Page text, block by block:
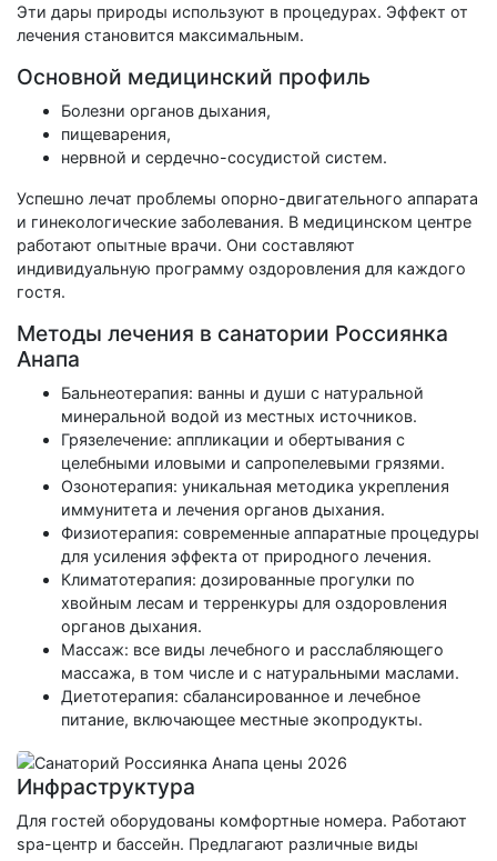
Эти дары природы используют в процедурах. Эффект от
лечения становится максимальным.
Основной медицинский профиль
Болезни органов дыхания,
пищеварения,
нервной и сердечно-сосудистой систем.
Успешно лечат проблемы опорно-двигательного аппарата
и гинекологические заболевания. В медицинском центре
работают опытные врачи. Они составляют
индивидуальную программу оздоровления для каждого
гостя.
Методы лечения в санатории Россиянка
Анапа
Бальнеотерапия: ванны и души с натуральной
минеральной водой из местных источников.
Грязелечение: аппликации и обертывания с
целебными иловыми и сапропелевыми грязями.
Озонотерапия: уникальная методика укрепления
иммунитета и лечения органов дыхания.
Физиотерапия: современные аппаратные процедуры
для усиления эффекта от природного лечения.
Климатотерапия: дозированные прогулки по
хвойным лесам и терренкуры для оздоровления
органов дыхания.
Массаж: все виды лечебного и расслабляющего
массажа, в том числе и с натуральными маслами.
Диетотерапия: сбалансированное и лечебное
питание, включающее местные экопродукты.
Инфраструктура
Для гостей оборудованы комфортные номера. Работают
spa-центр и бассейн. Предлагают различные виды